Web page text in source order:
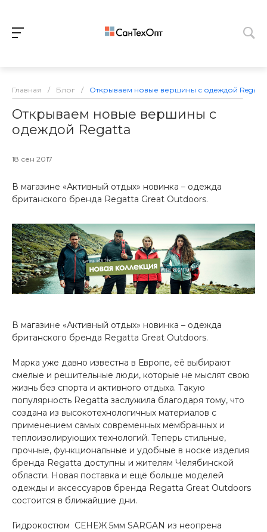
Главная / Блог / Открываем новые вершины с одеждой Regatta
Открываем новые вершины с
одеждой Regatta
18 сен 2017
В магазине «Активный отдых» новинка – одежда
британского бренда Regatta Great Outdoors.
В магазине «Активный отдых» новинка – одежда
британского бренда Regatta Great Outdoors.
Марка уже давно известна в Европе, её выбирают
смелые и решительные люди, которые не мыслят свою
жизнь без спорта и активного отдыха. Такую
популярность Regatta заслужила благодаря тому, что
создана из высокотехнологичных материалов с
применением самых современных мембранных и
теплоизолирующих технологий. Теперь стильные,
прочные, функциональные и удобные в носке изделия
бренда Regatta доступны и жителям Челябинской
области. Новая поставка и ещё больше моделей
одежды и аксессуаров бренда Regatta Great Outdoors
состоится в ближайшие дни.
Гидрокостюм СЕНЕЖ 5мм SARGAN из неопрена